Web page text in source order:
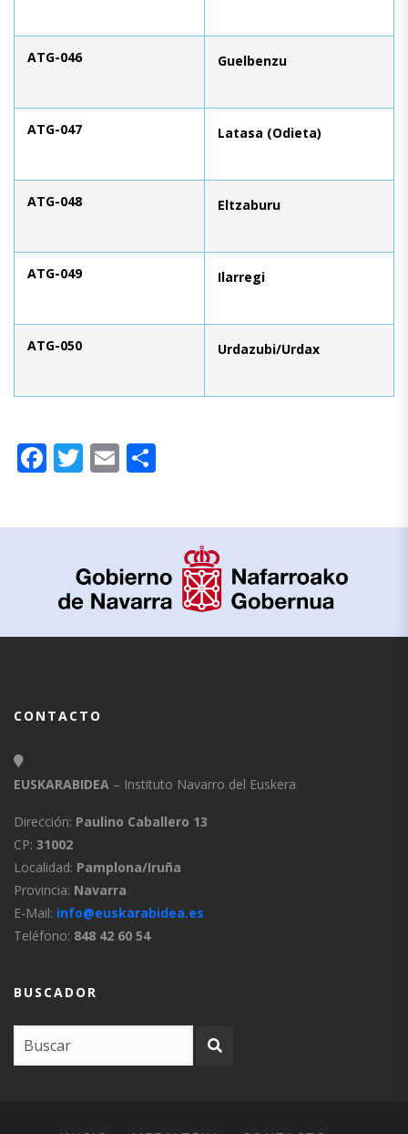
ATG-046 Guelbenzu
ATG-047 Latasa (Odieta)
ATG-048 Eltzaburu
ATG-049 Ilarregi
ATG-050 Urdazubi/Urdax
Facebook
Twitter
Email
CONTACTO
EUSKARABIDEA – Instituto Navarro del Euskera
Dirección: Paulino Caballero 13
CP: 31002
Localidad: Pamplona/Iruña
Provincia: Navarra
E-Mail: info@euskarabidea.es
Teléfono: 848 42 60 54
BUSCADOR